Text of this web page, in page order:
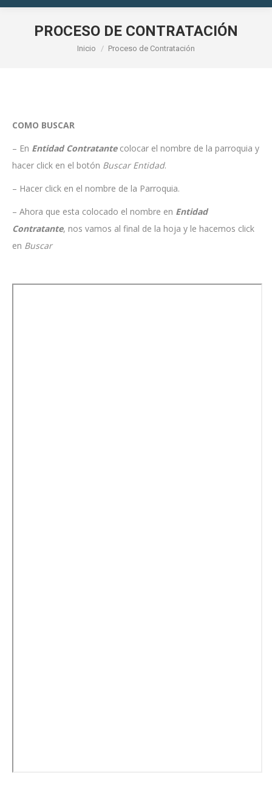
PROCESO DE CONTRATACIÓN
Estás aquí:
Inicio Proceso de Contratación
COMO BUSCAR
– En Entidad Contratantecolocar el nombre de la parroquia y
hacer click en el botón Buscar Entidad.
– Hacer click en el nombre de la Parroquia.
– Ahora que esta colocado el nombre en Entidad
Contratante, nos vamos al final de la hoja y le hacemos click
en Buscar